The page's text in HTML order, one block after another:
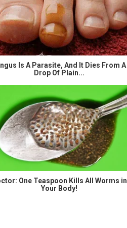
Is A Parasite, And It Dies From A
Drop Of Plain...
One Teaspoon Kills All Worms in
Your Body!